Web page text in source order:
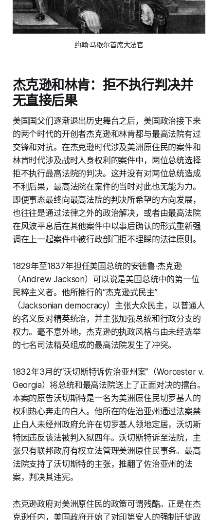
约翰·马歇尔首席大法官
杰克逊和林肯：拒不执行判决并
无直接后果
美国国父们逐渐退出历史舞台之后，美国政治接下来
的两个时代的开创者杰克逊和林肯都与最高法院有过
交锋和对抗。在杰克逊时代涉及美洲原住民的案件和
林肯时代涉及战时人身权利的案件中，两位总统选择
拒不执行最高法院的判决。这并没有对两位总统造成
不利后果，最高法院在案件的当时对此也无能为力。
即便事态最终向最高法院的判决所希望的方向发展，
也往往是通过法律之外的政治解决，或者由最高法院
在风波平息后在其他案件中以事后确认的形式重新强
调在上一起案件中被行政部门拒不理睬的法律原则。
1829年至1837年担任美国总统的安德鲁·杰克逊
（Andrew Jackson）可以说是美国总统中的第一位
民粹主义者。他所推行的“杰克逊式民主”
（Jacksonian democracy）主张大众民主，以普通人
的名义反对精英统治，并主张加强总统和行政分支的
权力。毫不意外地，杰克逊的执政风格与由未经选举
的七名司法精英组成的最高法院发生了冲突。
1832年3月的“沃切斯特诉佐治亚州案”（Worcester v.
Georgia）将总统和最高法院送上了正面对决的擂台。
本案的原告沃切斯特是一名为美洲原住民切罗基人的
权利热心奔走的白人。他所在的佐治亚州通过法案禁
止白人未经州政府允许在切罗基人领地定居，沃切斯
特因违反该法被判入狱四年。沃切斯特诉至法院，主
张只有联邦政府有权立法管理美洲原住民事务。最高
法院支持了沃切斯特的主张，推翻了佐治亚州的法
案，判决其违宪。
杰克逊政府对美洲原住民的政策可谓残酷。正是在杰
克逊任内，美国政府开始了对印第安人的强制迁徙政